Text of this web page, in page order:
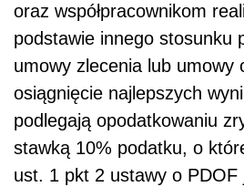
oraz współpracownikom
podstawie innego stosunku
umowy zlecenia lub umowy
osiągnięcie najlepszych
podlegają opodatkowaniu
stawką 10% podatku, o
ust. 1 pkt 2 ustawy o PDOF